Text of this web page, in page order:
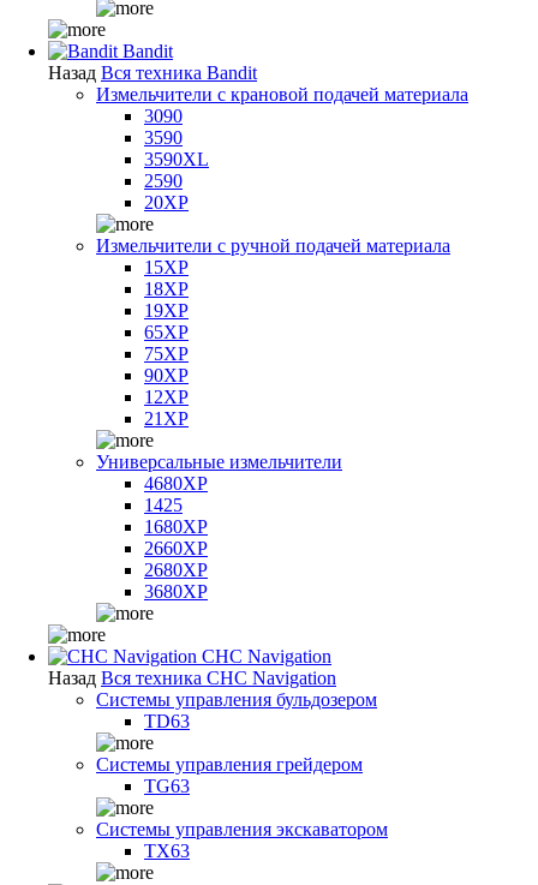
Bandit
Назад Вся техника Bandit
Измельчители с крановой подачей материала
3090
3590
3590XL
2590
20XP
Измельчители с ручной подачей материала
15XP
18XP
19XP
65XP
75XP
90XP
12XP
21XP
Универсальные измельчители
4680XP
1425
1680XP
2660XP
2680XP
3680XP
CHC Navigation
Назад Вся техника CHC Navigation
Системы управления бульдозером
TD63
Системы управления грейдером
TG63
Системы управления экскаватором
TX63